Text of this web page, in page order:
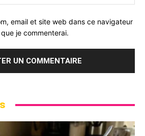
email et site web dans ce navigateur
je commenterai.